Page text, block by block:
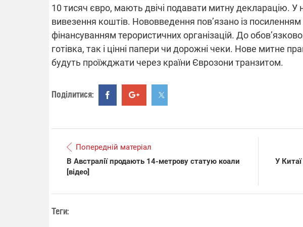
10 тисяч євро, мають двічі подавати митну декларацію. У
вивезення коштів. Нововведення пов’язано із посиленням
фінансуванням терористичних організацій. До
готівка, так і цінні папери чи дорожні чеки. Нове митне
будуть проїжджати через країни Єврозони транзитом.
Поділитися:
Попередній матеріал
В Австралії продають 14-метрову статую коали
[відео]
У
Теги:
ВІДКЛЮЧЕННЯ СВІТЛА В
Підтримай